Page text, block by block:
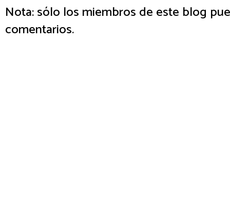
Nota: sólo los miembros de este blog
comentarios.